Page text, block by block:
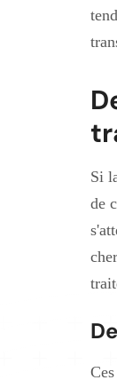
Si
de